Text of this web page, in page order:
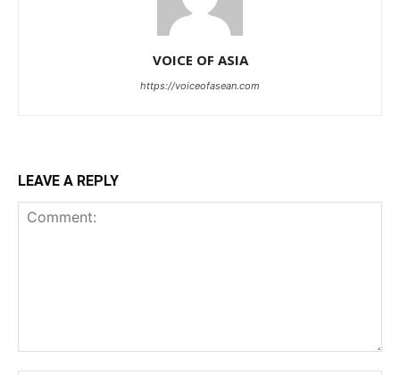
VOICE OF ASIA
https://voiceofasean.com
LEAVE A REPLY